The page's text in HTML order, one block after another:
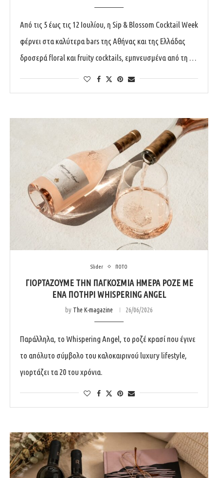
Από τις 5 έως τις 12 Ιουλίου, η Sip & Blossom Cocktail Week
φέρνει στα καλύτερα bars της Αθήνας και της Ελλάδας
δροσερά floral και fruity cocktails, εμπνευσμένα από τη …
Slider ΠΟΤΟ
ΓΙΟΡΤΆΖΟΥΜΕ ΤΗΝ ΠΑΓΚΌΣΜΙΑ ΗΜΈΡΑ ΡΟΖΈ ΜΕ
ΈΝΑ ΠΟΤΉΡΙ WHISPERING ANGEL
by The K-magazine 26/06/2026
Παράλληλα, το Whispering Angel, το ροζέ κρασί που έγινε
το απόλυτο σύμβολο του καλοκαιρινού luxury lifestyle,
γιορτάζει τα 20 του χρόνια.